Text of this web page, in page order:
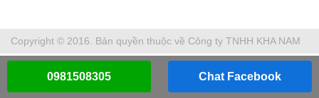
Copyright © 2016. Bản quyền thuộc về Công ty TNHH KHA NAM
0981508305 Chat Facebook